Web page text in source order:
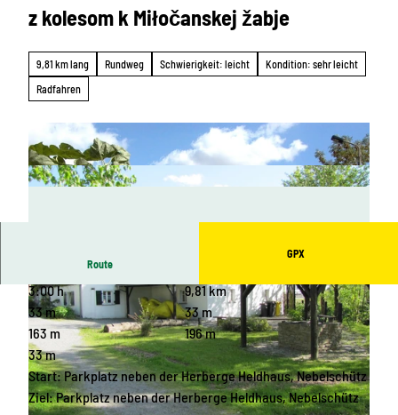
z kolesom k Miłočanskej žabje
9,81 km lang Rundweg Schwierigkeit: leicht
Kondition: sehr leicht
Radfahren
© Gemeinde Nebelschütz | CC-BY-SA
Route
GPX
3:00 h
9,81 km
33 m
33 m
163 m
196 m
33 m
Start: Parkplatz neben der Herberge Heldhaus, Nebelschütz
Ziel: Parkplatz neben der Herberge Heldhaus, Nebelschütz